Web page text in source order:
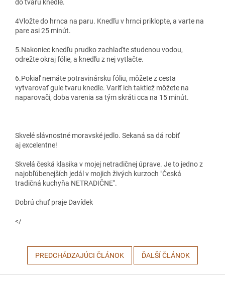
do tvaru knedle.
4Vložte do hrnca na paru. Knedľu v hrnci priklopte, a varte na
pare asi 25 minút.
5.Nakoniec knedľu prudko zachlaďte studenou vodou,
odrežte okraj fólie, a knedľu z nej vytlačte.
6.Pokiaľ nemáte potravinársku fóliu, môžete z cesta
vytvarovať gule tvaru knedle. Variť ich taktiež môžete na
naparovači, doba varenia sa tým skráti cca na 15 minút.
Skvelé slávnostné moravské jedlo. Sekaná sa dá robiť
aj excelentne!
Skvelá česká klasika v mojej netradičnej úprave. Je to jedno z
najobľúbenejších jedál v mojich živých kurzoch "Česká
tradičná kuchyňa NETRADIČNE".
Dobrú chuť praje Davídek
</
PREDCHÁDZAJÚCI ČLÁNOK ĎALŠÍ ČLÁNOK